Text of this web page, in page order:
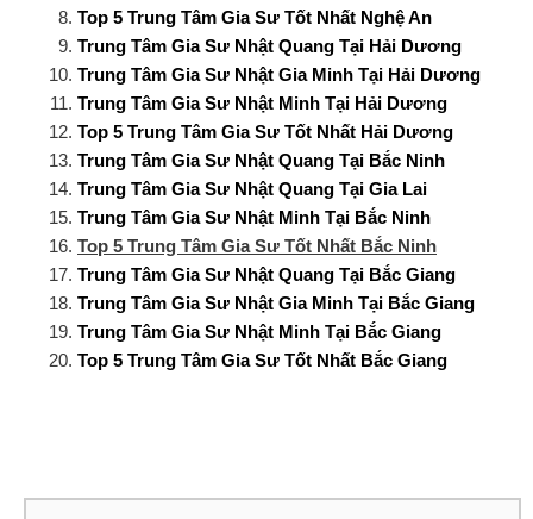
Top 5 Trung Tâm Gia Sư Tốt Nhất Nghệ An
Trung Tâm Gia Sư Nhật Quang Tại Hải Dương
Trung Tâm Gia Sư Nhật Gia Minh Tại Hải Dương
Trung Tâm Gia Sư Nhật Minh Tại Hải Dương
Top 5 Trung Tâm Gia Sư Tốt Nhất Hải Dương
Trung Tâm Gia Sư Nhật Quang Tại Bắc Ninh
Trung Tâm Gia Sư Nhật Quang Tại Gia Lai
Trung Tâm Gia Sư Nhật Minh Tại Bắc Ninh
Top 5 Trung Tâm Gia Sư Tốt Nhất Bắc Ninh
Trung Tâm Gia Sư Nhật Quang Tại Bắc Giang
Trung Tâm Gia Sư Nhật Gia Minh Tại Bắc Giang
Trung Tâm Gia Sư Nhật Minh Tại Bắc Giang
Top 5 Trung Tâm Gia Sư Tốt Nhất Bắc Giang